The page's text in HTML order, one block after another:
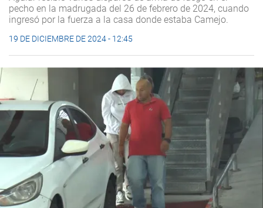
pecho en la madrugada del 26 de febrero de 2024, cuando
ingresó por la fuerza a la casa donde estaba Camejo.
19 DE DICIEMBRE DE 2024 - 12:45